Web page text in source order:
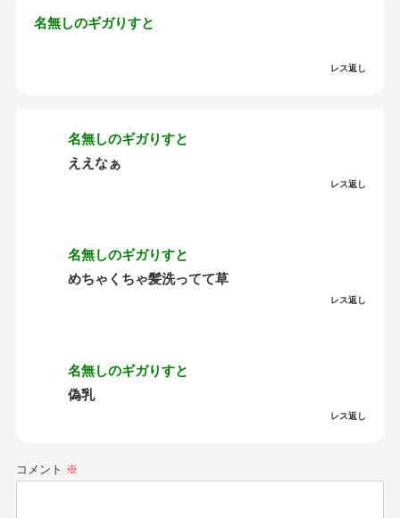
名無しのギガりすと
レス返し
名無しのギガりすと
ええなぁ
レス返し
名無しのギガりすと
めちゃくちゃ髪洗ってて草
レス返し
名無しのギガりすと
偽乳
レス返し
コメント ※